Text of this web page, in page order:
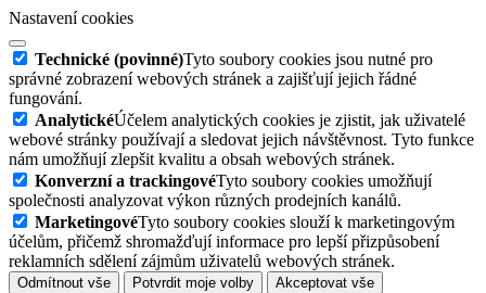
Nastavení cookies
Technické (povinné)Tyto soubory cookies jsou nutné pro
správné zobrazení webových stránek a zajišťují jejich řádné
fungování.
AnalytickéÚčelem analytických cookies je zjistit, jak uživatelé
webové stránky používají a sledovat jejich návštěvnost. Tyto funkce
nám umožňují zlepšit kvalitu a obsah webových stránek.
Konverzní a trackingovéTyto soubory cookies umožňují
společnosti analyzovat výkon různých prodejních kanálů.
MarketingovéTyto soubory cookies slouží k marketingovým
účelům, přičemž shromažďují informace pro lepší přizpůsobení
reklamních sdělení zájmům uživatelů webových stránek.
Odmítnout vše Potvrdit moje volby Akceptovat vše